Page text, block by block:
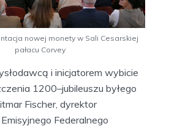
nowej monety w Sali Cesarskiej
pałacu Corvey
i inicjatorem wybicie
1200–jubileuszu byłego
Fischer, dyrektor
Federalnego